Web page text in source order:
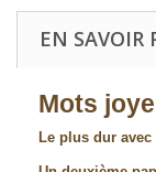
EN SAVOIR
Mots
Le plus dur